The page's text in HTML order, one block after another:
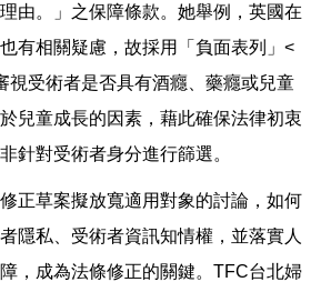
由。」之保障條款。她舉例，英國在
有相關疑慮，故採用「負面表列」<
視受術者是否具有酒癮、藥癮或兒童
兒童成長的因素，藉此確保法律初衷
針對受術者身分進行篩選。
正草案擬放寬適用對象的討論，如何
隱私、受術者資訊知情權，並落實人
，成為法條修正的關鍵。TFC台北婦